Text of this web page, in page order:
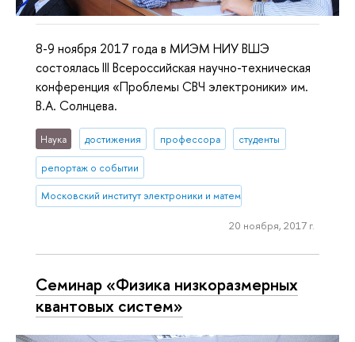
8-9 ноября 2017 года в МИЭМ НИУ ВШЭ
состоялась III Всероссийская научно-техническая
конференция «Проблемы СВЧ электроники» им.
В.А. Солнцева.
Наука достижения профессора студенты
репортаж о событии
Московский институт электроники и математики им. А.Н. Тихонова
20 ноября, 2017 г.
Семинар «Физика низкоразмерных
квантовых систем»